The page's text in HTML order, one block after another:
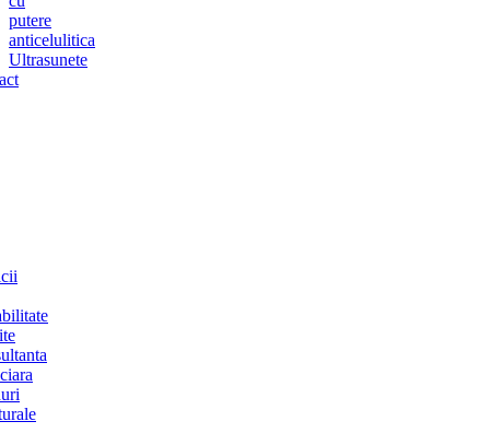
putere
anticelulitica
Ultrasunete